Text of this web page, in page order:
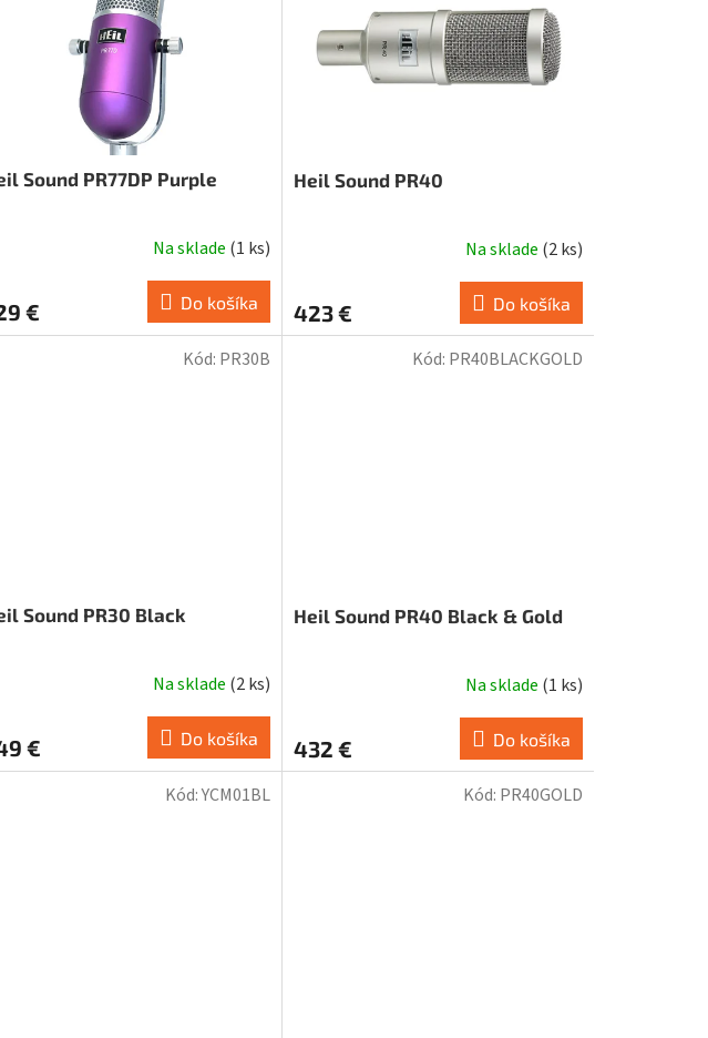
Sound PR77DP Purple
Na sklade (1 ks)
€ Do košíka
Heil Sound PR40
Na sklade (2 ks)
423 € Do košíka
Sound PR30 Black
Na sklade (2 ks)
€ Do košíka
Kód: PR30B
Heil Sound PR40 Black & Gold
Na sklade (1 ks)
432 € Do košíka
Kód: PR40BLACKGOLD
Kód:YCM01BL Kód: PR40GOLD